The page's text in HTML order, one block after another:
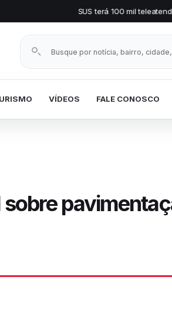
SUS terá 100 mil teleatendimentos mensais
Buscar notícias
VÍDEOS FALE CONOSCO